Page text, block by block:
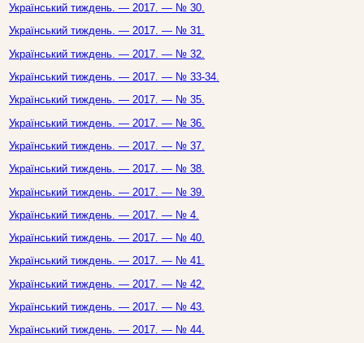
Український тиждень. — 2017. — № 30.
Український тиждень. — 2017. — № 31.
Український тиждень. — 2017. — № 32.
Український тиждень. — 2017. — № 33-34.
Український тиждень. — 2017. — № 35.
Український тиждень. — 2017. — № 36.
Український тиждень. — 2017. — № 37.
Український тиждень. — 2017. — № 38.
Український тиждень. — 2017. — № 39.
Український тиждень. — 2017. — № 4.
Український тиждень. — 2017. — № 40.
Український тиждень. — 2017. — № 41.
Український тиждень. — 2017. — № 42.
Український тиждень. — 2017. — № 43.
Український тиждень. — 2017. — № 44.